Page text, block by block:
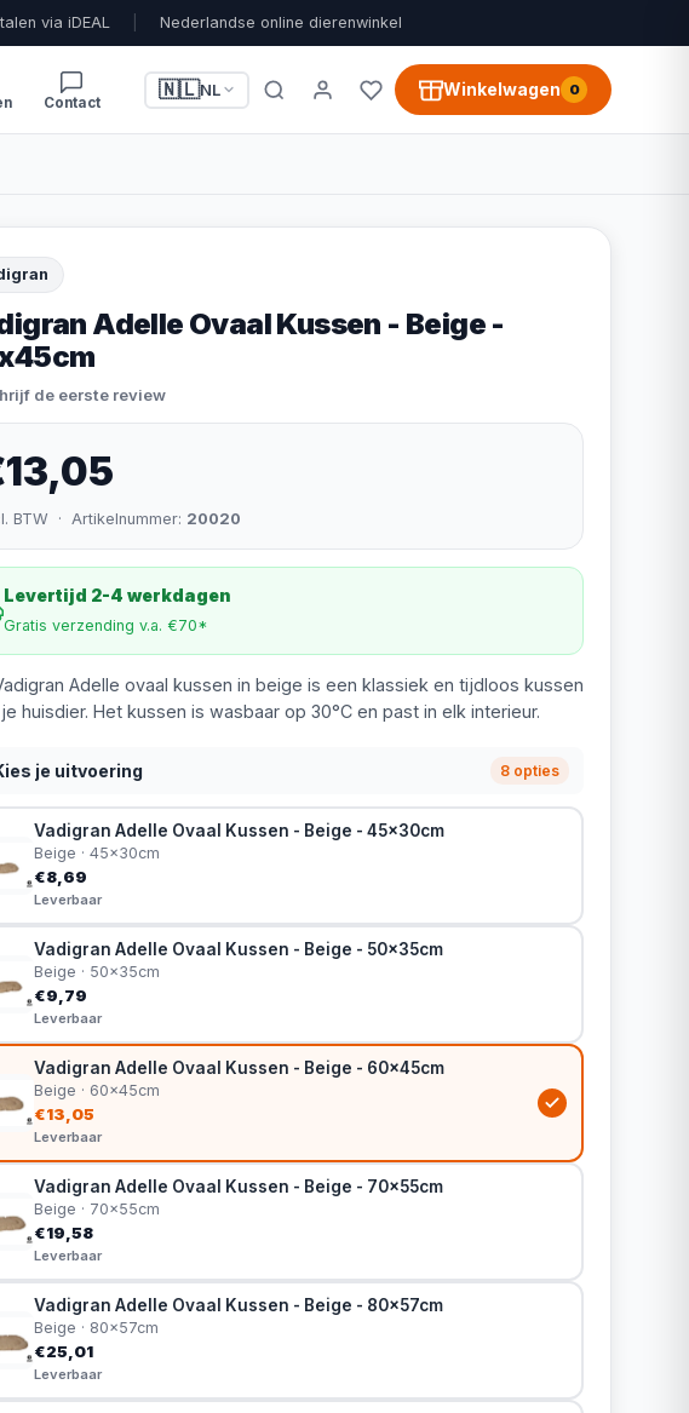
via iDEAL Nederlandse online dierenwinkel
Contact
🇳🇱NL Winkelwagen 0
Adelle Ovaal Kussen - Beige -
de eerste review
BTW · Artikelnummer: 20020
Levertijd 2-4 werkdagen
Gratis verzending v.a. €70*
Adelle ovaal kussen in beige is een klassiek en tijdloos kussen
huisdier. Het kussen is wasbaar op 30°C en past in elk interieur.
je uitvoering 8 opties
Vadigran Adelle Ovaal Kussen - Beige - 45x30cm
Beige · 45x30cm
€8,69
Leverbaar
Vadigran Adelle Ovaal Kussen - Beige - 50x35cm
Beige · 50x35cm
€9,79
Leverbaar
Vadigran Adelle Ovaal Kussen - Beige - 60x45cm
Beige · 60x45cm
€13,05
Leverbaar
Vadigran Adelle Ovaal Kussen - Beige - 70x55cm
Beige · 70x55cm
€19,58
Leverbaar
Vadigran Adelle Ovaal Kussen - Beige - 80x57cm
Beige · 80x57cm
€25,01
Leverbaar